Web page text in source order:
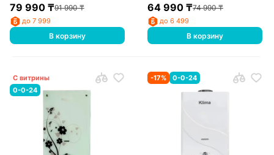
79 990₸91 990₸
до 7 999
В корзину
64 990 ₸74 990₸
до 6 499
В корзину
С витрины
0-0-24
-17% 0-0-24